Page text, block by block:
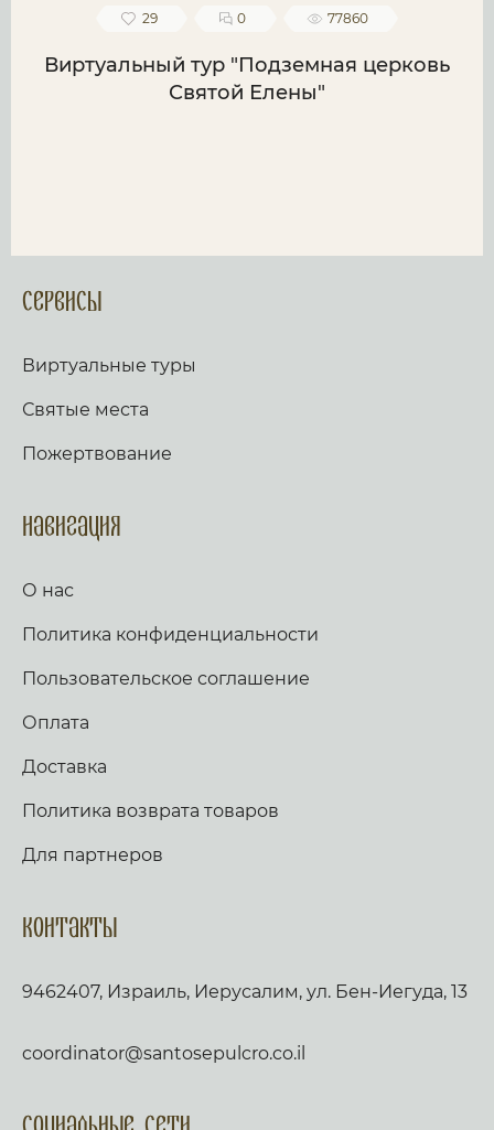
29 0 77860
Виртуальный тур "Подземная церковь
Святой Елены"
Сервисы
Виртуальные туры
Святые места
Пожертвование
Навигация
О нас
Политика конфиденциальности
Пользовательское соглашение
Оплата
Доставка
Политика возврата товаров
Для партнеров
Контакты
9462407, Израиль, Иерусалим, ул. Бен-Иегуда, 13
coordinator@santosepulcro.co.il